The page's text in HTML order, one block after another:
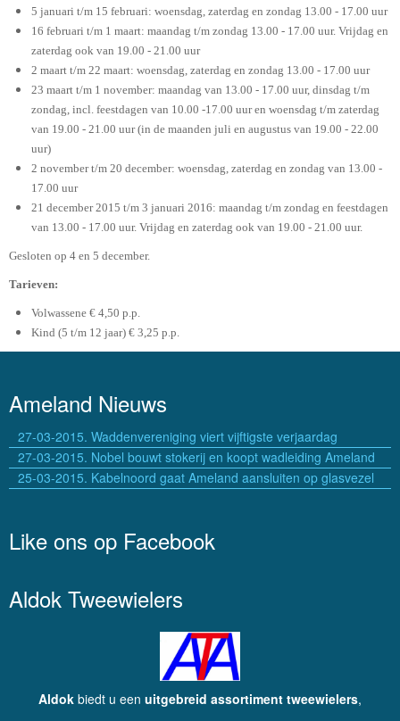
5 januari t/m 15 februari: woensdag, zaterdag en zondag 13.00 - 17.00 uur
16 februari t/m 1 maart: maandag t/m zondag 13.00 - 17.00 uur. Vrijdag en
zaterdag ook van 19.00 - 21.00 uur
2 maart t/m 22 maart: woensdag, zaterdag en zondag 13.00 - 17.00 uur
23 maart t/m 1 november: maandag van 13.00 - 17.00 uur, dinsdag t/m
zondag, incl. feestdagen van 10.00 -17.00 uur en woensdag t/m zaterdag
van 19.00 - 21.00 uur (in de maanden juli en augustus van 19.00 - 22.00
uur)
2 november t/m 20 december: woensdag, zaterdag en zondag van 13.00 -
17.00 uur
21 december 2015 t/m 3 januari 2016: maandag t/m zondag en feestdagen
van 13.00 - 17.00 uur. Vrijdag en zaterdag ook van 19.00 - 21.00 uur.
Gesloten op 4 en 5 december.
Tarieven:
Volwassene € 4,50 p.p.
Kind (5 t/m 12 jaar) € 3,25 p.p.
Ameland Nieuws
27-03-2015. Waddenvereniging viert vijftigste verjaardag
27-03-2015. Nobel bouwt stokerij en koopt wadleiding Ameland
25-03-2015. Kabelnoord gaat Ameland aansluiten op glasvezel
Like ons op Facebook
Aldok Tweewielers
Aldok biedt u een uitgebreid assortiment tweewielers,